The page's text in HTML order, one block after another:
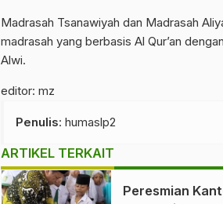
Madrasah Tsanawiyah dan Madrasah
madrasah yang berbasis Al Qur’an
Alwi.
editor: mz
Penulis: humaslp2
ARTIKEL TERKAIT
Peresmian